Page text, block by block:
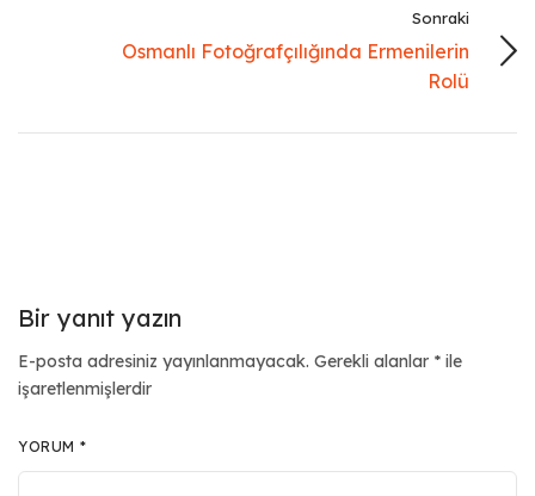
Sonraki
Osmanlı Fotoğrafçılığında Ermenilerin
Rolü
Bir yanıt yazın
E-posta adresiniz yayınlanmayacak. Gerekli alanlar * ile
işaretlenmişlerdir
YORUM *